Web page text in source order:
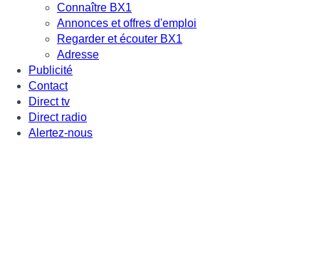
Connaître BX1
Annonces et offres d'emploi
Regarder et écouter BX1
Adresse
Publicité
Contact
Direct tv
Direct radio
Alertez-nous